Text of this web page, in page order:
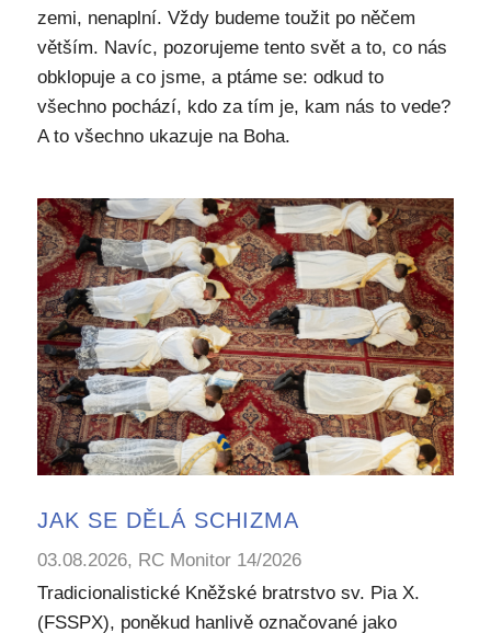
zemi, nenaplní. Vždy budeme toužit po něčem
větším. Navíc, pozorujeme tento svět a to, co nás
obklopuje a co jsme, a ptáme se: odkud to
všechno pochází, kdo za tím je, kam nás to vede?
A to všechno ukazuje na Boha.
JAK SE DĚLÁ SCHIZMA
03.08.2026, RC Monitor 14/2026
Tradicionalistické Kněžské bratrstvo sv. Pia X.
(FSSPX), poněkud hanlivě označované jako